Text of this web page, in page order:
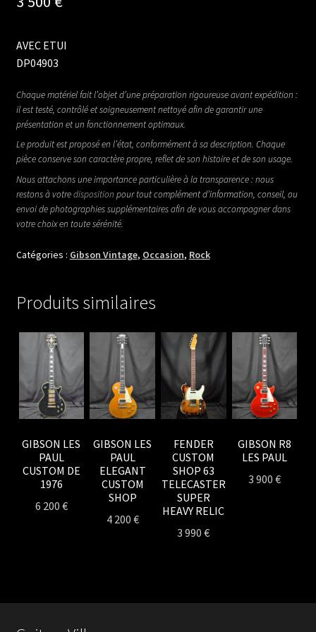
AVEC ETUI
DP04903
Chaque matériel fait l’objet d’une préparation rigoureuse avant expédition :
il est testé, contrôlé et soigneusement nettoyé afin de garantir une
présentation et un fonctionnement optimaux.
Le produit est proposé en l’état, conformément à sa description. Chaque
pièce conserve son caractère propre, reflet de son histoire et de son usage.
Nous attachons une importance particulière à la transparence : nous
restons à votredisposition pour tout complément d’information, conseil, ou
envoi de photographies supplémentaires afin de vous accompagner dans
votre choix en toute sérénité.
Catégories : Gibson Vintage, Occasion, Rock
Produits similaires
GIBSON LES
PAUL
CUSTOM DE
1976
6 200 €
GIBSON LES
PAUL
ELEGANT
CUSTOM
SHOP
4 200 €
FENDER
CUSTOM
SHOP 63
TELECASTER
SUPER
HEAVY RELIC
3 990€
GIBSON R8
LES PAUL
3 900 €